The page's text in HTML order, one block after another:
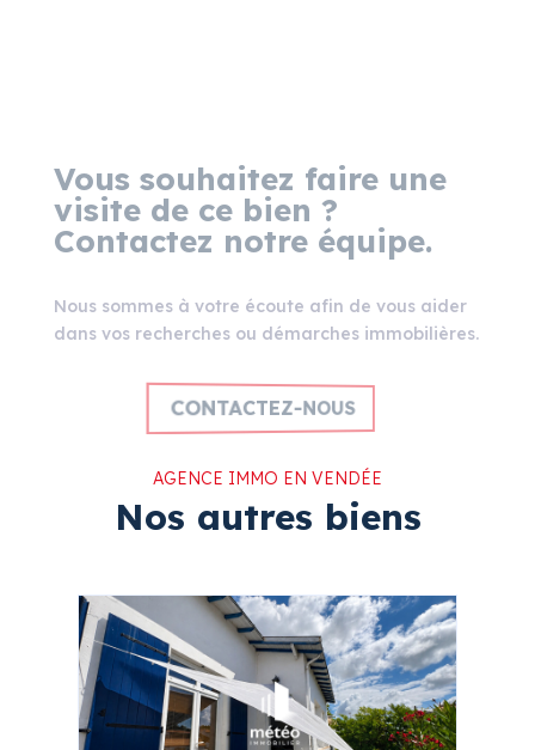
Vous souhaitez faire une
visite de ce bien ?
Contactez notre équipe.
Nous sommes à votre écoute afin de vous aider
dans vos recherches ou démarches immobilières.
CONTACTEZ-NOUS
AGENCE IMMO EN VENDÉE
Nos autres biens